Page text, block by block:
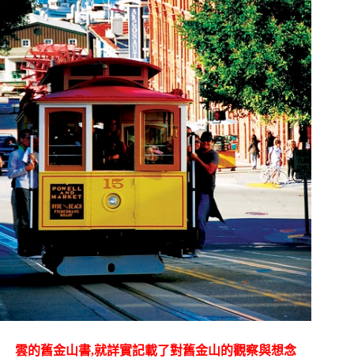
雲的舊金山書,就詳實記載了對舊金山的觀察與想念